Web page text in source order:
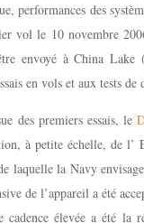
performances des
vol le 10 novembre
envoyé à China
en vols et aux tests de
des premiers essais, le
à petite échelle, de
laquelle la Navy
de l’appareil a été
élevée a été la